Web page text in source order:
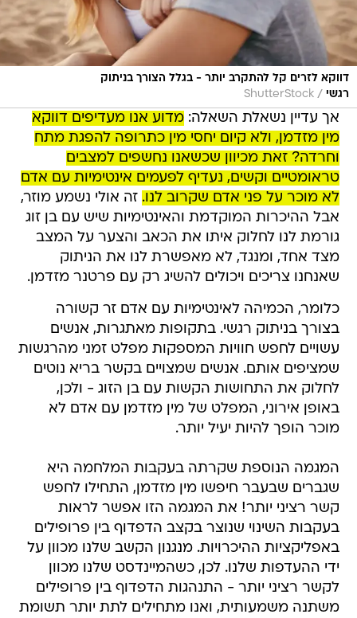
דווקא לזרים קל להתקרב יותר - בגלל הצורך בניתוק
רגשי /
ShutterStock
אך עדיין נשאלת השאלה:מדוע אנו מעדיפים דווקא
מין מזדמן, ולא קיום יחסי מין כתרופה להפגת מתח
וחרדה? זאת מכיוון שכשאנו נחשפים למצבים
טראומטיים וקשים, נעדיף לפעמים אינטימיות עם אדם
לא מוכר על פני אדם שקרוב לנו. זה אולי נשמע מוזר,
אבל ההיכרות המוקדמת והאינטימיות שיש עם בן זוג
גורמת לנו לחלוק איתו את הכאב והצער על המצב
מצד אחד, ומנגד, לא מאפשרת לנו את הניתוק
שאנחנו צריכים ויכולים להשיג רק עם פרטנר מזדמן.
כלומר, הכמיהה לאינטימיות עם אדם זר קשורה
בצורך בניתוק רגשי. בתקופות מאתגרות, אנשים
עשויים לחפש חוויות המספקות מפלט זמני מהרגשות
שמציפים אותם. אנשים שמצויים בקשר בריא נוטים
לחלוק את התחושות הקשות עם בן הזוג - ולכן,
באופן אירוני, המפלט של מין מזדמן עם אדם לא
מוכר הופך להיות יעיל יותר.
המגמה הנוספת שקרתה בעקבות המלחמה היא
שגברים שבעבר חיפשו מין מזדמן, התחילו לחפש
קשר רציני יותר! את המגמה הזו אפשר לראות
בעקבות השינוי שנוצר בקצב הדפדוף בין פרופילים
באפליקציות ההיכרויות. מנגנון הקשב שלנו מכוון על
ידי ההעדפות שלנו. לכן, כשהמיינדסט שלנו מכוון
לקשר רציני יותר - התנהגות הדפדוף בין פרופילים
משתנה משמעותית, ואנו מתחילים לתת יותר תשומת